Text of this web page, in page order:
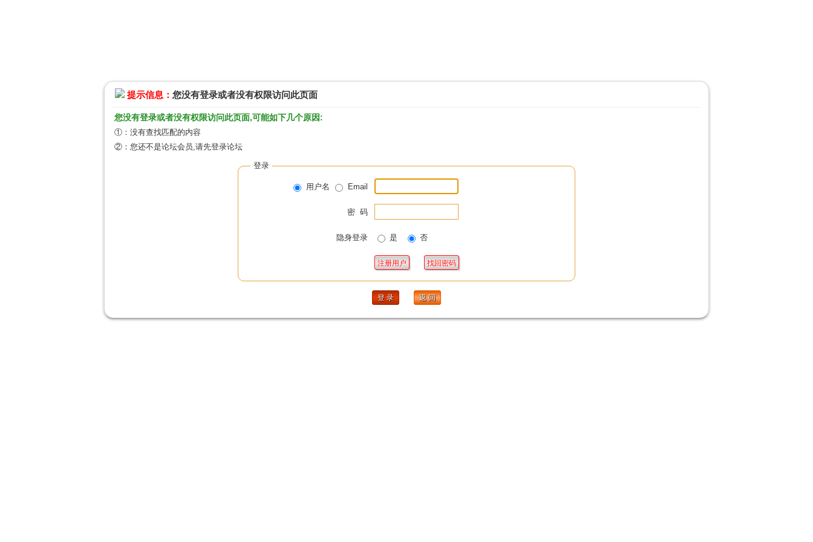
提示信息： 您没有登录或者没有权限访问此页面
您没有登录或者没有权限访问此页面,可能如下几个原因:
①：没有查找匹配的内容
②：您还不是论坛会员,请先登录论坛
登录
用户名 Email
密 码
隐身登录 是 否